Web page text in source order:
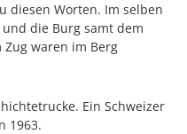
diesen Worten. Im selben
die Burg samt dem
waren im Berg
Ein Schweizer
1963.